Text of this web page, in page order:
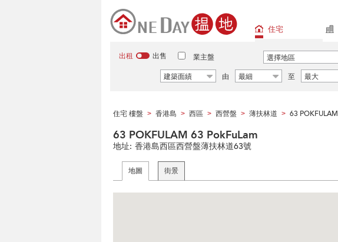
住宅
出租 出售 業主盤 選擇地區
建築面績
由 最細 至 最大
住宅 樓盤 > 香港島 > 西區 > 西營盤 > 薄扶林道 > 63 POKFULAM
63 POKFULAM 63 PokFuLam
地址: 香港島西區西營盤薄扶林道63號
地圖 街景